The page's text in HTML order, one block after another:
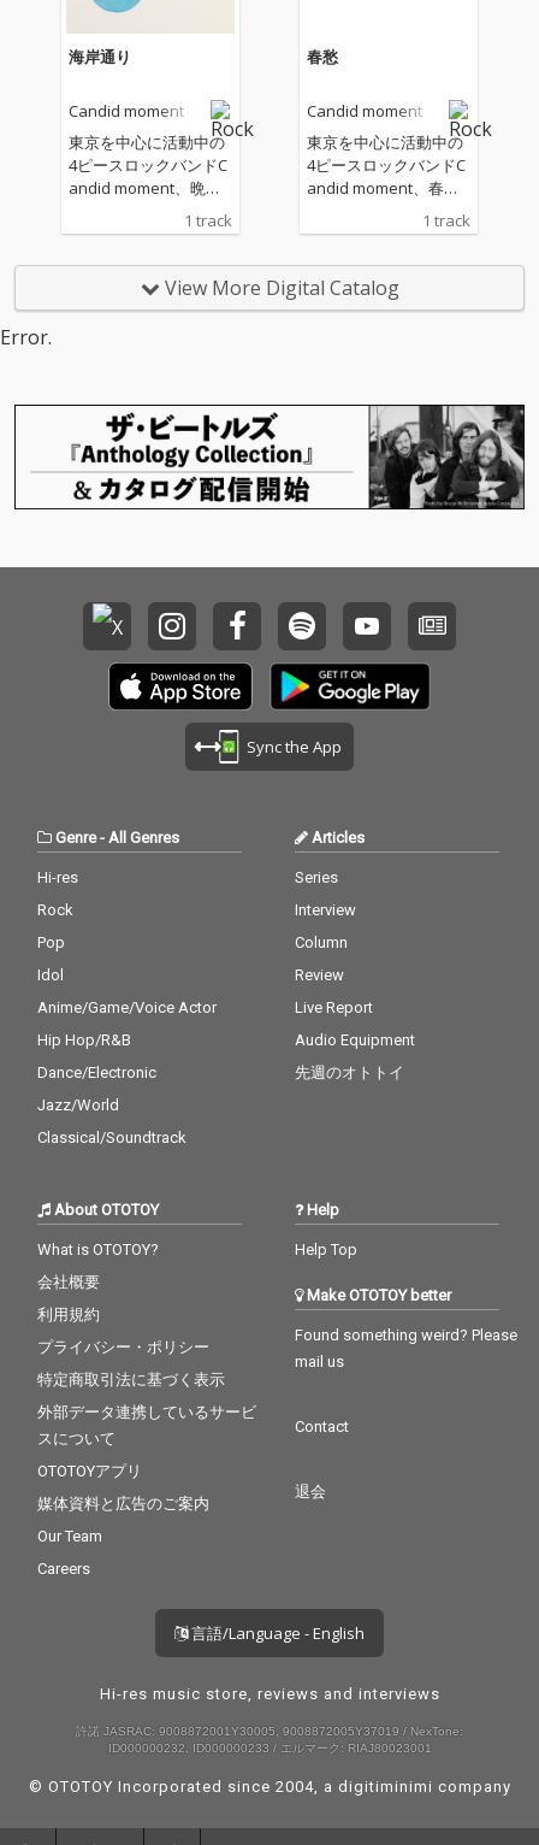
海岸通り
Candid moment
東京を中心に活動中の
4ピースロックバンドC
andid moment、晩夏
を歌った切なく甘いNe
w Single「海岸通り」
1 track
春愁
Candid moment
東京を中心に活動中の
4ピースロックバンドC
andid moment、春を
テーマとしたドラマテ
ィックなニューシング
1 track
View More Digital Catalog
Error.
Sync the App
Genre- All Genres
Hi-res
Rock
Pop
Idol
Anime/Game/Voice Actor
Hip Hop/R&B
Dance/Electronic
Jazz/World
Classical/Soundtrack
Articles
Series
Interview
Column
Review
Live Report
Audio Equipment
先週のオトトイ
About OTOTOY
What is OTOTOY?
会社概要
利用規約
プライバシー・ポリシー
特定商取引法に基づく表示
外部データ連携しているサービ
スについて
OTOTOYアプリ
媒体資料と広告のご案内
Our Team
Careers
Help
Help Top
Make OTOTOY better
Found something weird? Please
mail us
Contact
退会
言語/Language - English
Hi-res music store, reviews and interviews
許諾 JASRAC: 9008872001Y30005, 9008872005Y37019 / NexTone:
ID000000232, ID000000233 / エルマーク: RIAJ80023001
© OTOTOY Incorporated since 2004, a digitiminimi company